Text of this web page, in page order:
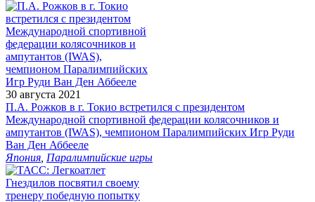
30 августа 2021
П.А. Рожков в г. Токио встретился с президентом
Международной спортивной федерации колясочников и
ампутантов (IWAS), чемпионом Паралимпийских Игр Руди
Ван Ден Аббееле
Япония Паралимпийские игры